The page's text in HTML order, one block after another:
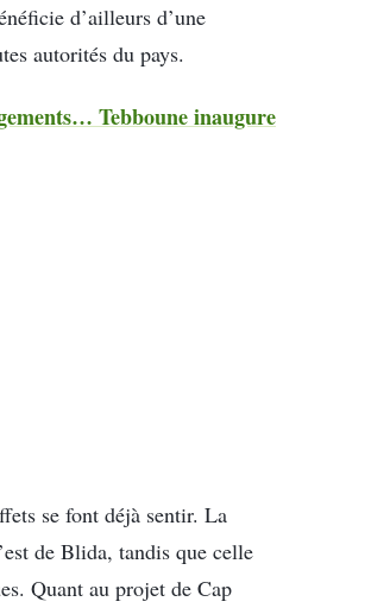
d’ailleurs d’une
autorités du pays.
Tebboune inaugure
se font déjà sentir. La
de Blida, tandis que celle
Quant au projet de Cap